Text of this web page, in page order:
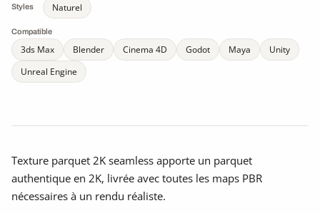
Styles Naturel
Compatible
3ds Max Blender Cinema 4D Godot Maya
Unity
Unreal Engine
Texture parquet 2K seamless apporte un parquet
authentique en 2K, livrée avec toutes les maps PBR
nécessaires à un rendu réaliste.